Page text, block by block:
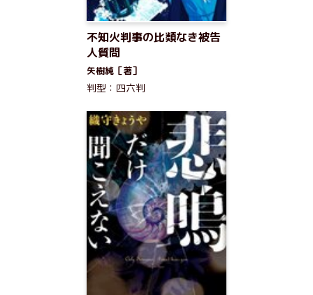
不知火判事の比類なき被告
人質問
矢樹純［著］
判型：四六判